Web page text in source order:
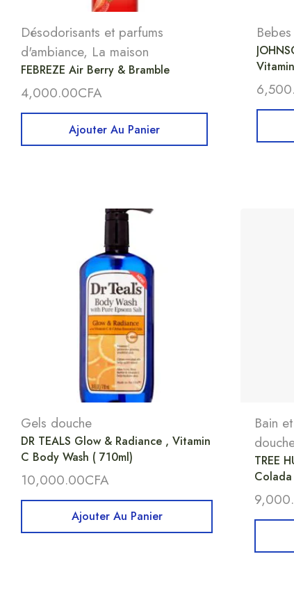
Désodorisants et parfums
d'ambiance, La maison
FEBREZE Air Berry & Bramble
4,000.00CFA
Ajouter Au Panier
Gels douche
DR TEALS Glow & Radiance , Vitamin
C Body Wash ( 710ml)
10,000.00CFA
Ajouter Au Panier
Bain
TREE